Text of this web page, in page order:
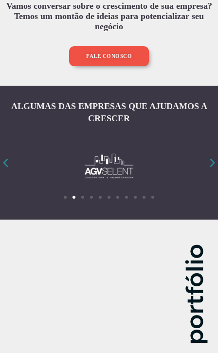
Vamos conversar sobre o crescimento de sua empresa?
Temos um montão de ideias para potencializar seu
negócio
FALE CONOSCO
ALGUMAS DAS EMPRESAS QUE AJUDAMOS A
CRESCER